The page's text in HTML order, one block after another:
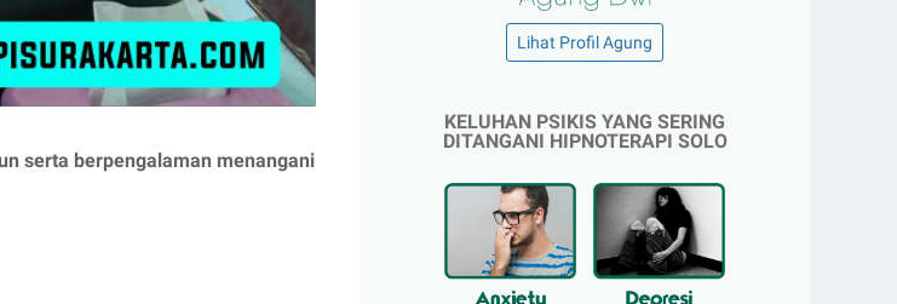
serta berpengalaman menangani
Lihat Profil Agung
KELUHAN PSIKIS YANG SERING
DITANGANI HIPNOTERAPI SOLO